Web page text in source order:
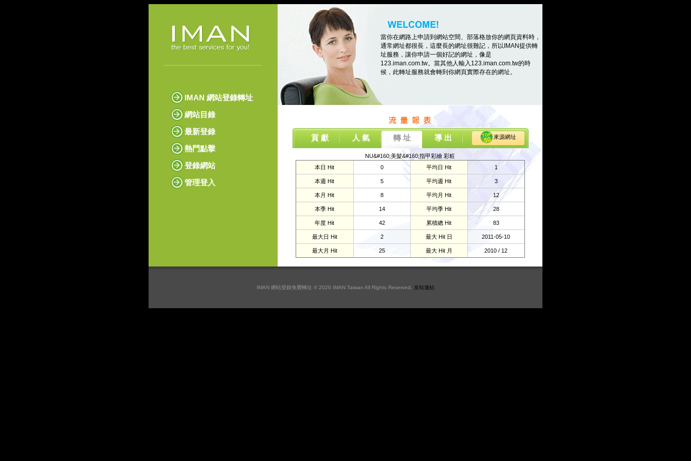
IMAN 網站登錄轉址
網站目錄
最新登錄
熱門點擊
登錄網站
管理登入
當你在網路上申請到網站空間、部落格放你的網頁資料時，
通常網址都很長，這麼長的網址很難記，所以IMAN提供轉
址服務，讓你申請一個好記的網址，像是
123.iman.com.tw。當其他人輸入123.iman.com.tw的時
候，此轉址服務就會轉到你網頁實際存在的網址。
貢 獻 人 氣 轉 址 導 出 來源網址
NU&#160;美髮&#160;指甲彩繪 彩粧
本日 Hit
0 平均日 Hit 1
本週 Hit 5 平均週 Hit 3
本月 Hit 8 平均月 Hit 12
本季 Hit 14 平均季 Hit 28
年度 Hit 42 累積總 Hit 83
最大日 Hit 2 最大 Hit 日 2011-05-10
最大月 Hit 25 最大 Hit 月 2010 / 12
IMAN 網站登錄免費轉址 © 2026 IMAN Taiwan All Rights Reserved. 友站連結